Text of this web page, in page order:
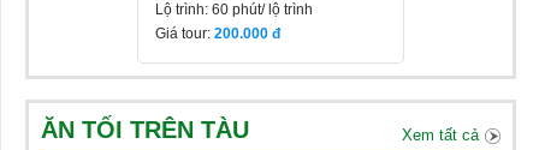
Lộ trình: 60 phút/ lộ trình
Giá tour: 200.000
ĂN TỐI TRÊN TÀU Xem tất cả